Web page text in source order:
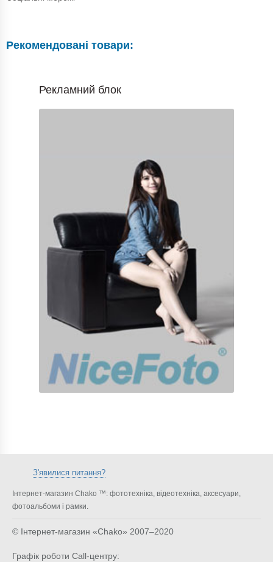
Рекомендовані товари:
Рекламний блок
З'явилися питання?
Інтернет-магазин Chako ™: фототехніка, відеотехніка, аксесуари,
фотоальбоми і рамки.
© Інтернет-магазин «Chako» 2007–2020
Графік роботи Call-центру: